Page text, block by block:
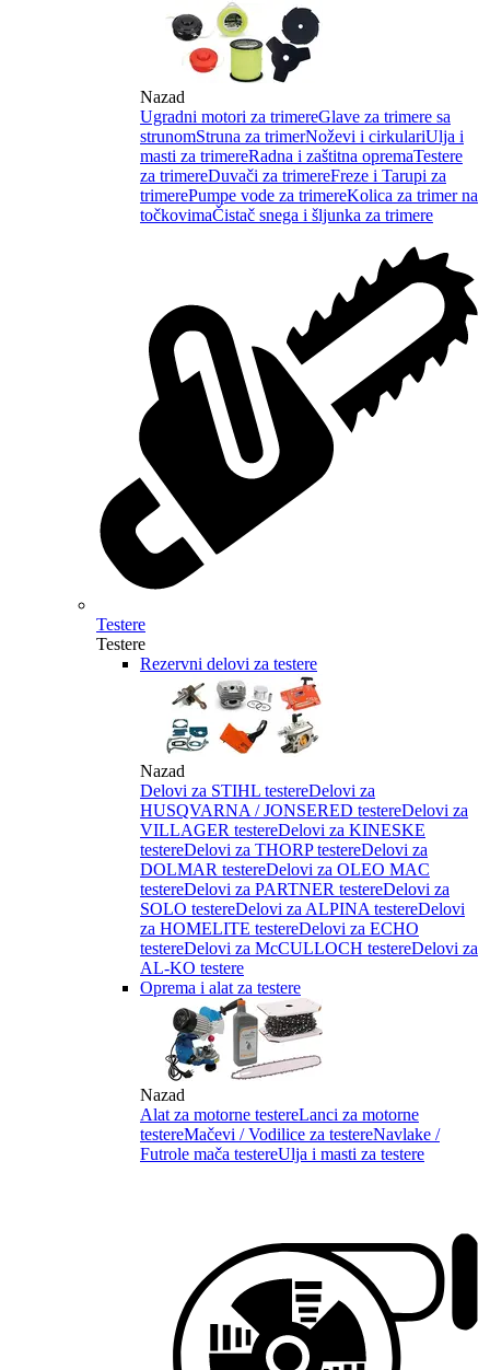
Nazad
Ugradni motori za trimereGlave za trimere sa
strunomStruna za trimerNoževi i cirkulariUlja i
masti za trimereRadna i zaštitna opremaTestere
za trimereDuvači za trimereFreze i Tarupi za
trimerePumpe vode za trimereKolica za trimer na
točkovimaČistač snega i šljunka za trimere
Testere
Testere
Rezervni delovi za testere
Nazad
Delovi za STIHL testereDelovi za
HUSQVARNA / JONSERED testereDelovi za
VILLAGER testereDelovi za KINESKE
testereDelovi za THORP testereDelovi za
DOLMAR testereDelovi za OLEO MAC
testereDelovi za PARTNER testereDelovi za
SOLO testereDelovi za ALPINA testereDelovi
za HOMELITE testereDelovi za ECHO
testereDelovi za McCULLOCH testereDelovi za
AL-KO testere
Oprema i alat za testere
Nazad
Alat za motorne testereLanci za motorne
testereMačevi / Vodilice za testereNavlake /
Futrole mača testereUlja i masti za testere